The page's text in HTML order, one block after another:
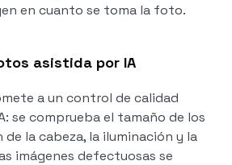
en cuanto se toma la foto.
asistida por IA
a un control de calidad
se comprueba el tamaño de los
de la cabeza, la iluminación y la
imágenes defectuosas se